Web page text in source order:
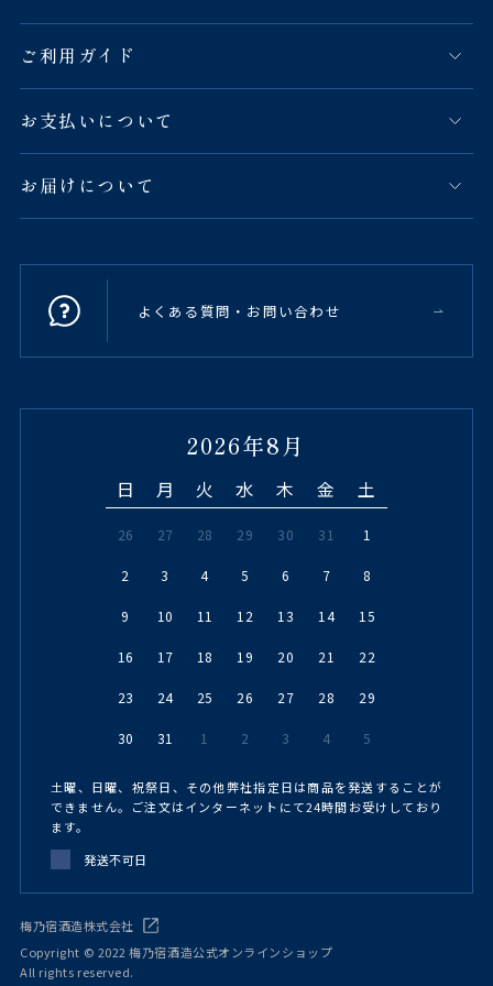
ご利用ガイド
お支払いについて
お届けについて
よくある質問・お問い合わせ
2026年8月
日 月 火 水 木 金 土
26 27 28 29 30 31 1
2 3 4 5 6 7 8
9 10 11 12 13 14 15
16 17 18 19 20 21 22
23 24 25 26 27 28 29
30 31 1 2 3 4 5
土曜、日曜、祝祭日、その他弊社指定日は商品を発送することが
できません。ご注文はインターネットにて24時間お受けしており
ます。
発送不可日
梅乃宿酒造株式会社
Copyright © 2022 梅乃宿酒造公式オンラインショップ
All rights reserved.